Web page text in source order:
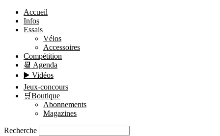
Accueil
Infos
Essais
Vélos
Accessoires
Compétition
📆 Agenda
▶️ Vidéos
Jeux-concours
🛒Boutique
Abonnements
Magazines
Recherche